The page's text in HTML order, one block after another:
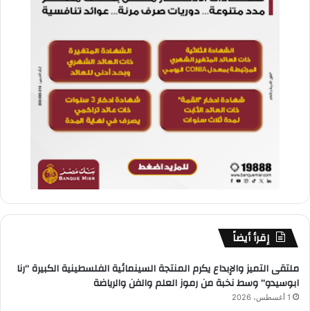
إقرأ أيضاً
ملتقى التميز والإبداع يكرم المنتجة السينمائية الفلسطينية الكبيرة “رنا
ابوسيدو” وسط نخبة من رموز العلم والفن والرياضة
1 أغسطس، 2026